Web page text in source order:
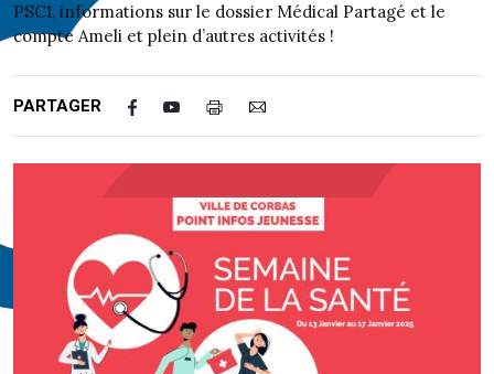
PSC1, informations sur le dossier Médical Partagé et le
compte Ameli et plein d’autres activités !
PARTAGER